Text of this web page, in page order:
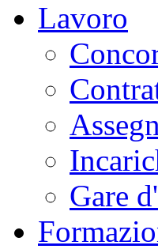
Lavoro
Gare